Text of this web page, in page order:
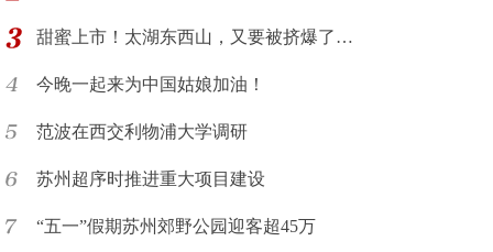
甜蜜上市！太湖东西山，又要被挤爆了…
今晚一起来为中国姑娘加油！
范波在西交利物浦大学调研
苏州超序时推进重大项目建设
“五一”假期苏州郊野公园迎客超45万